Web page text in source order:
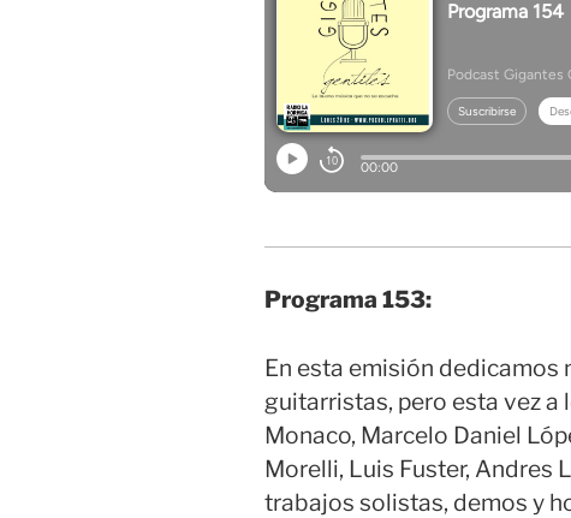
Programa 153:
En esta emisión dedicamos
guitarristas, pero esta vez a
Monaco, Marcelo Daniel
Morelli, Luis Fuster, Andres
trabajos solistas, demos y